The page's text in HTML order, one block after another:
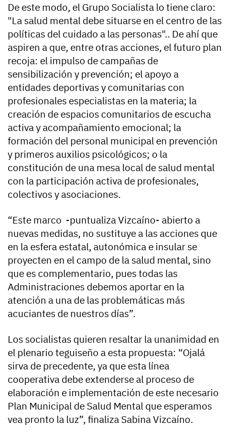
De este modo, el Grupo Socialista lo tiene claro:
"La salud mental debe situarse en el centro de las
políticas del cuidado a las personas".. De ahí que
aspiren a que, entre otras acciones, el futuro plan
recoja: el impulso de campañas de
sensibilización y prevención; el apoyo a
entidades deportivas y comunitarias con
profesionales especialistas en la materia; la
creación de espacios comunitarios de escucha
activa y acompañamiento emocional; la
formación del personal municipal en prevención
y primeros auxilios psicológicos; o la
constitución de una mesa local de salud mental
con la participación activa de profesionales,
colectivos y asociaciones.
“Este marco -puntualiza Vizcaíno- abierto a
nuevas medidas, no sustituye a las acciones que
en la esfera estatal, autonómica e insular se
proyecten en el campo de la salud mental, sino
que es complementario, pues todas las
Administraciones debemos aportar en la
atención a una de las problemáticas más
acuciantes de nuestros días”.
Los socialistas quieren resaltar la unanimidad en
el plenario teguiseño a esta propuesta: “Ojalá
sirva de precedente, ya que esta línea
cooperativa debe extenderse al proceso de
elaboración e implementación de este necesario
Plan Municipal de Salud Mental que esperamos
vea pronto la luz”, finaliza Sabina Vizcaíno.